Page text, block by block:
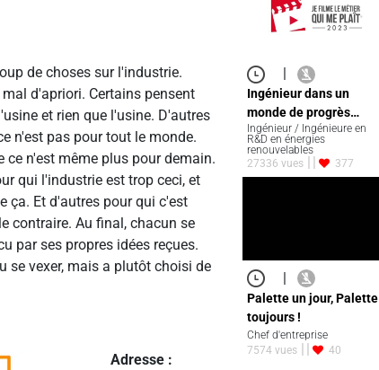
de choses sur l'industrie.
d'apriori. Certains pensent
et rien que l'usine. D'autres
n'est pas pour tout le monde.
ce n'est même plus pour demain.
qui l'industrie est trop ceci, et
ça. Et d'autres pour qui c'est
contraire. Au final, chacun se
par ses propres idées reçues.
se vexer, mais a plutôt choisi de
Adresse :
|
Ingénieur dans un
monde de progrès…
Ingénieur / Ingénieure en
R&D en énergies
renouvelables
27336 vues
377
|
Palette un jour, Palette
toujours !
Chef d'entreprise
7574 vues
40